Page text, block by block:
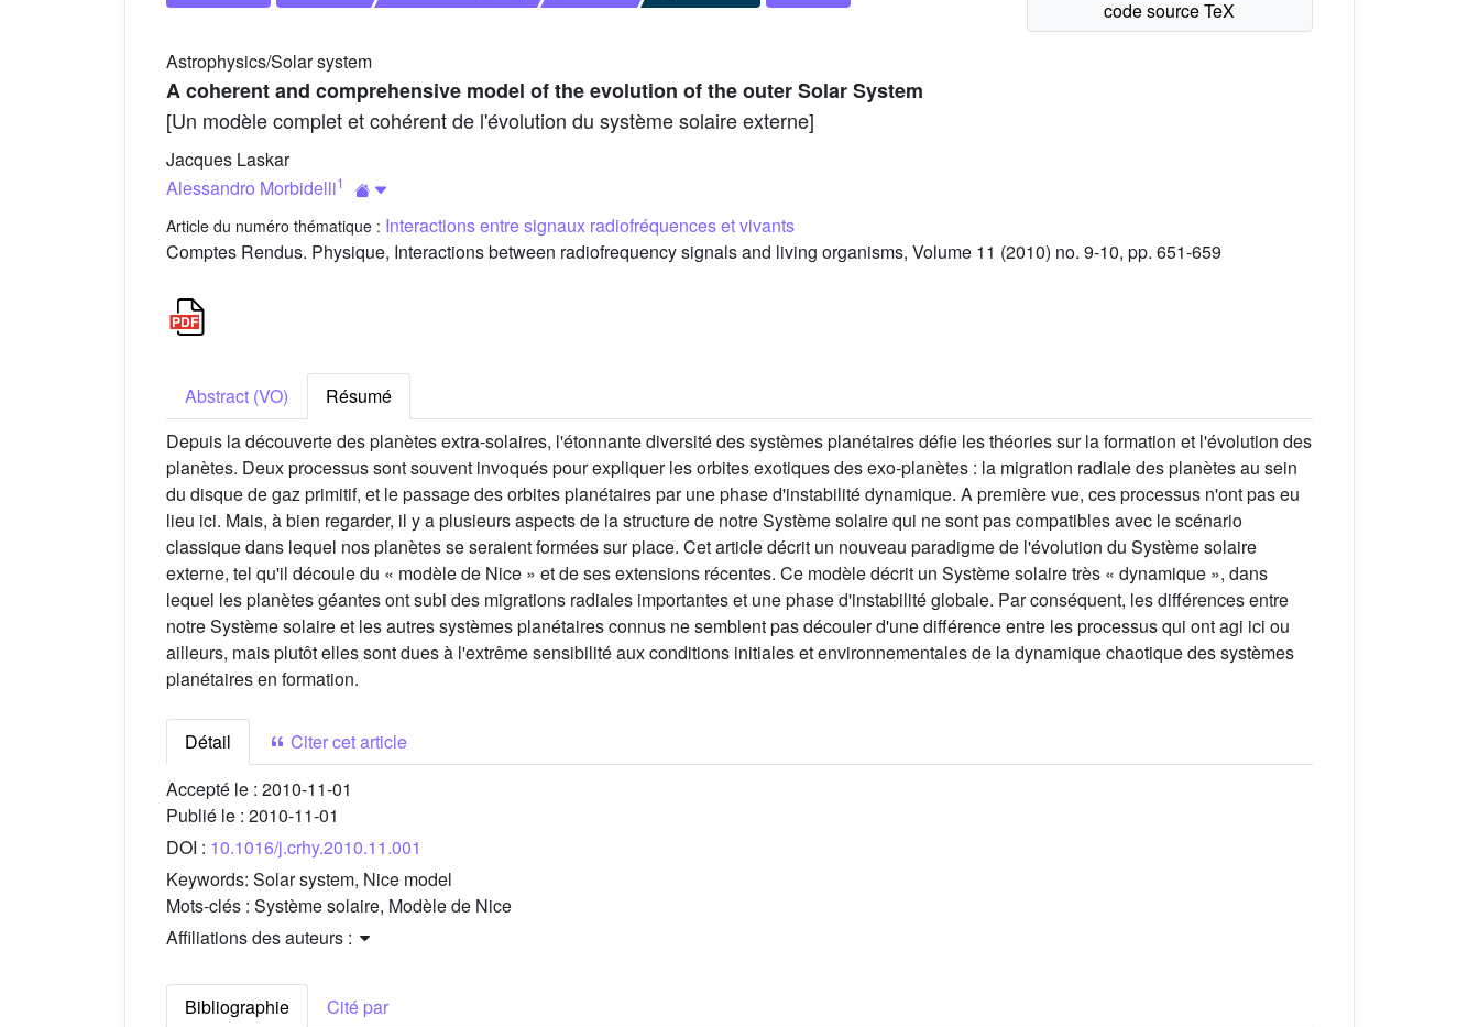
Astrophysics/Solar system
A coherent and comprehensive model of the evolution of the outer Solar System
[Un modèle complet et cohérent de l'évolution du système solaire externe]
Jacques Laskar
Alessandro Morbidelli1
Article du numéro thématique : Interactions entre signaux radiofréquences et vivants
Comptes Rendus. Physique, Interactions between radiofrequency signals and living organisms, Volume 11 (2010) no. 9-10, pp. 651-659
Abstract (VO)
Résumé
Depuis la découverte des planètes extra-solaires, l'étonnante diversité des systèmes planétaires défie les théories sur la formation et l'évolution des
planètes. Deux processus sont souvent invoqués pour expliquer les orbites exotiques des exo-planètes : la migration radiale des planètes au sein
du disque de gaz primitif, et le passage des orbites planétaires par une phase d'instabilité dynamique. A première vue, ces processus n'ont pas eu
lieu ici. Mais, à bien regarder, il y a plusieurs aspects de la structure de notre Système solaire qui ne sont pas compatibles avec le scénario
classique dans lequel nos planètes se seraient formées sur place. Cet article décrit un nouveau paradigme de l'évolution du Système solaire
externe, tel qu'il découle du « modèle de Nice » et de ses extensions récentes. Ce modèle décrit un Système solaire très « dynamique », dans
lequel les planètes géantes ont subi des migrations radiales importantes et une phase d'instabilité globale. Par conséquent, les différences entre
notre Système solaire et les autres systèmes planétaires connus ne semblent pas découler d'une différence entre les processus qui ont agi ici ou
ailleurs, mais plutôt elles sont dues à l'extrême sensibilité aux conditions initiales et environnementales de la dynamique chaotique des systèmes
planétaires en formation.
Détail
Citer cet article
Accepté le : 2010-11-01
Publié le : 2010-11-01
DOI : 10.1016/j.crhy.2010.11.001
Keywords: Solar system, Nice model
Mots-clés : Système solaire, Modèle de Nice
Affiliations des auteurs :
Bibliographie
Cité par